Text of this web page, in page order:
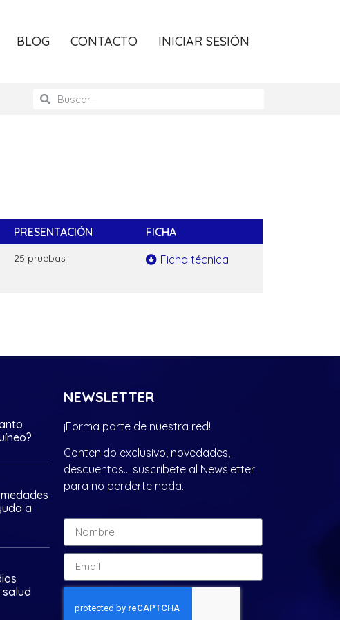
BLOG CONTACTO INICIAR SESIÓN
PRESENTACIÓN FICHA
25 pruebas Ficha técnica
a
NEWSLETTER
¡Forma parte de nuestra red!
Contenido exclusivo, novedades,
descuentos… suscríbete al Newsletter
para no perderte nada.